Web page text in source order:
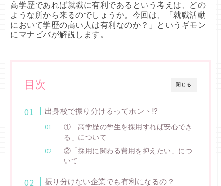
高学歴であれば就職に有利であるという考えは、どの
ような所から来るのでしょうか。今回は、「就職活動
において学歴の高い人は有利なのか？」というギモン
にマナビバが解説します。
閉じる
目次
出身校で振り分けるってホント⁉
①「高学歴の学生を採用すれば安心でき
る」について
②「採用に関わる費用を抑えたい」につ
いて
振り分けない企業でも有利になるの？